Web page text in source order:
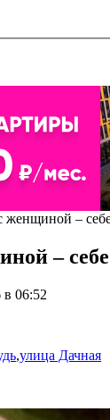
женщиной –
–
06:52
,улица Дачная